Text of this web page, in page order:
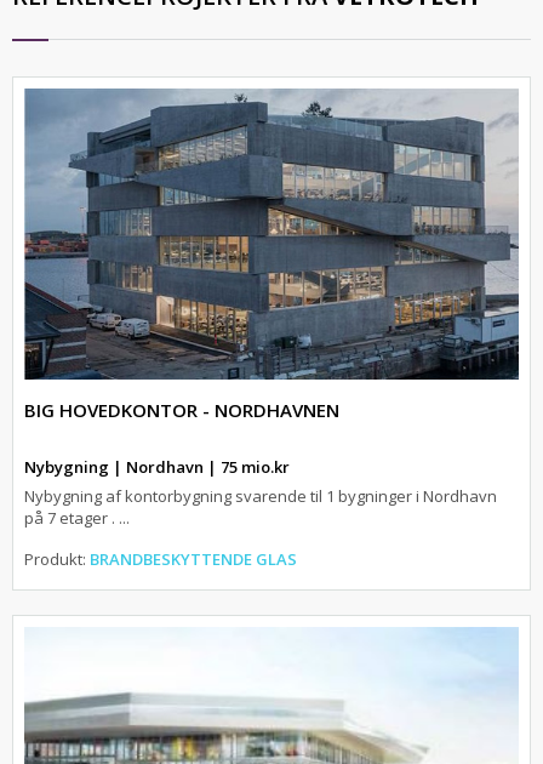
BIG HOVEDKONTOR - NORDHAVNEN
Nybygning | Nordhavn | 75 mio.kr
Nybygning af kontorbygning svarende til 1 bygninger i Nordhavn
på 7 etager . ...
Produkt: BRANDBESKYTTENDE GLAS